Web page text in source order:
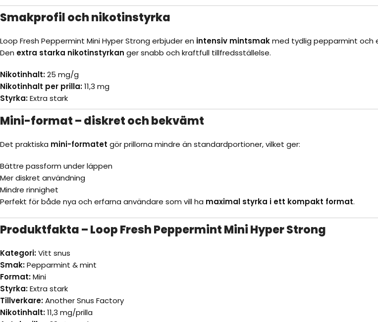
Smakprofil och nikotinstyrka
Loop Fresh Peppermint Mini Hyper Strong erbjuder en intensiv mintsmakmed tydlig pepparmint och
Den extra starka nikotinstyrkan ger snabb och kraftfull tillfredsställelse.
Nikotinhalt:25 mg/g
Nikotinhalt per prilla:11,3 mg
Styrka:Extra stark
Mini-format – diskret och bekvämt
Det praktiska mini-formatet gör prillorna mindre än standardportioner, vilket ger:
Bättre passform under läppen
Mer diskret användning
Mindre rinnighet
Perfekt för både nya och erfarna användare som vill ha maximal styrka i ett kompakt format.
Produktfakta – Loop Fresh Peppermint Mini Hyper Strong
Kategori:Vitt snus
Smak:Pepparmint & mint
Format:Mini
Styrka:Extra stark
Tillverkare:Another Snus Factory
Nikotinhalt:11,3 mg/prilla